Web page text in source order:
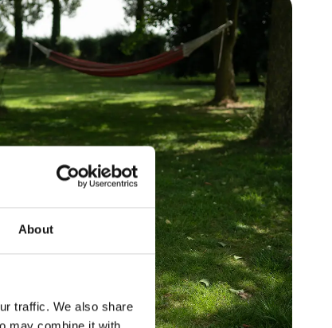
About
traffic. We also share